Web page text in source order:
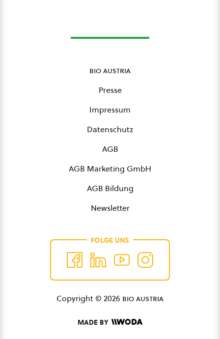
bio austria
Presse
Impressum
Datenschutz
AGB
AGB Marketing GmbH
AGB Bildung
Newsletter
FOLGE UNS
Copyright © 2026 bio austria
MADE BY